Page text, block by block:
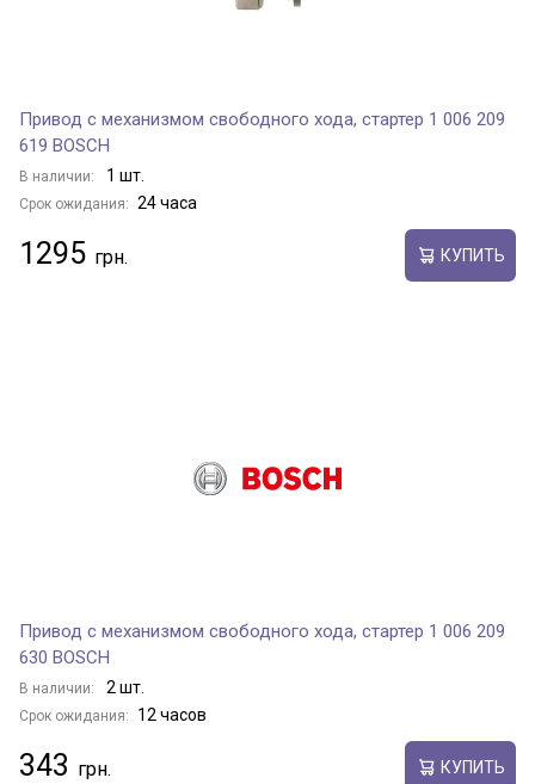
Привод с механизмом свободного хода, стартер 1 006 209
619 BOSCH
В наличии: 1 шт.
Срок ожидания: 24 часа
1295 КУПИТЬ
Привод с механизмом свободного хода, стартер 1 006 209
630 BOSCH
В наличии: 2 шт.
Срок ожидания: 12 часов
343 КУПИТЬ